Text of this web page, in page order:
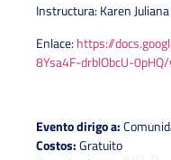
Instructura: Karen
Enlace:https://
8Ysa4F-drblObcU-
Evento dirigo a:
Costos:Gratuito